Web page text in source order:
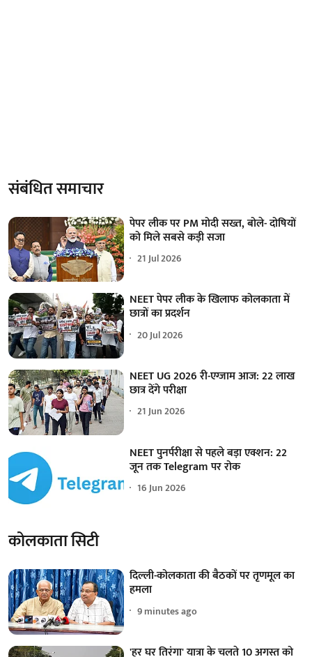
संबंधित समाचार
पेपर लीक पर PM मोदी सख्त, बोले- दोषियों
को मिले सबसे कड़ी सजा
21 Jul 2026
NEET पेपर लीक के खिलाफ कोलकाता में
छात्रों का प्रदर्शन
20 Jul 2026
NEET UG 2026 री-एग्जाम आज: 22 लाख
छात्र देंगे परीक्षा
21 Jun 2026
NEET पुनर्परीक्षा से पहले बड़ा एक्शन: 22
जून तक Telegram पर रोक
16 Jun 2026
कोलकाता सिटी
दिल्ली-कोलकाता की बैठकों पर तृणमूल का
हमला
9 minutes ago
'हर घर तिरंगा' यात्रा के चलते 10 अगस्त को